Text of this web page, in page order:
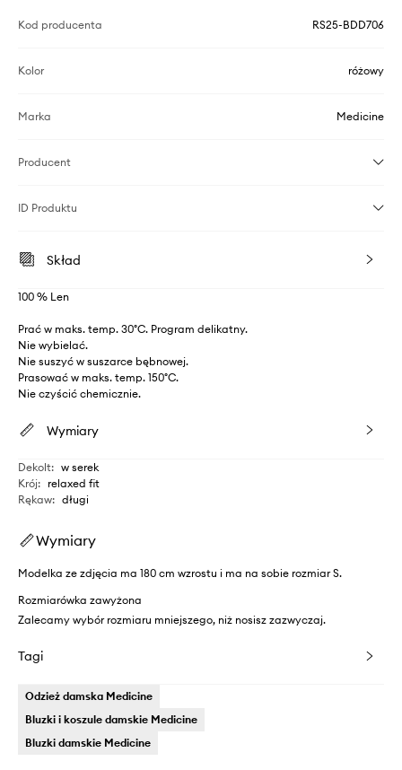
Kod producenta RS25-BDD706
Kolor różowy
Marka Medicine
Producent
ID Produktu
Skład
100 % Len
Prać w maks. temp. 30°C. Program delikatny.
Nie wybielać.
Nie suszyć w suszarce bębnowej.
Prasować w maks. temp. 150°C.
Nie czyścić chemicznie.
Wymiary
Dekolt: w serek
Krój: relaxed fit
Rękaw: długi
Wymiary
Modelka ze zdjęcia ma 180 cm wzrostu i ma na sobie rozmiar S.
Rozmiarówka zawyżona
Zalecamy wybór rozmiaru mniejszego, niż nosisz zazwyczaj.
Tagi
Odzież damska Medicine
Bluzki i koszule damskie Medicine
Bluzki damskie Medicine